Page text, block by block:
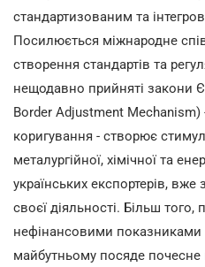
стандартизованим та
Посилюється міжнародне
створення стандартів та
нещодавно прийняті закони
Border Adjustment Mechanism)
коригування - створює
металургійної, хімічної та
українських експортерів, вже
своєї діяльності. Більш того,
нефінансовими
майбутньому посяде